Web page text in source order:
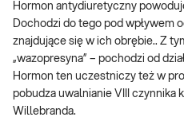
Hormon antydiuretyczny
Dochodzi do tego pod wpływem
znajdujące się w ich obrębie.. Z
„wazopresyna” – pochodzi od
Hormon ten uczestniczy też w
pobudza uwalnianie VIII czynnika
Willebranda.